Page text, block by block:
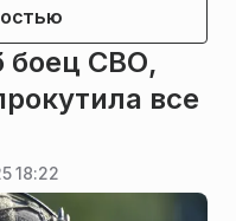
боец СВО,
все
18:22